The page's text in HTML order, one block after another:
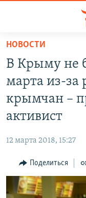
Вернуться
основному
содержанию
Вернутся
главной
Вернутся
поиску
СПЕЦПРОЕКТЫ
ВОДА
ИНТЕРАКТИВ
ИНФОГРАФИКА
ТЕЛЕПРОЕКТ
РАДІО СВОБОДА
КАК ОБОЙТИ
Українською
НОВОСТИ
В Крыму не
марта из-за
крымчан –
активист
12 марта 2018, 15:27
Поделиться